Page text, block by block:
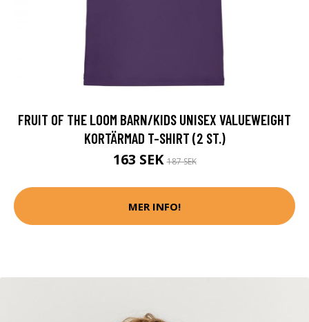
FRUIT OF THE LOOM BARN/KIDS UNISEX VALUEWEIGHT
KORTÄRMAD T-SHIRT (2 ST.)
163 SEK187 SEK
MER INFO!